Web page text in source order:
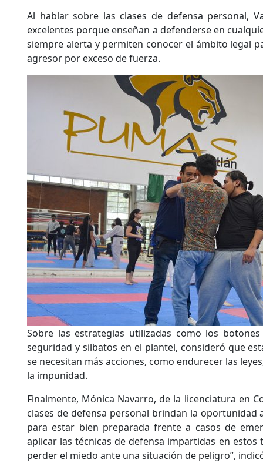
Al hablar sobre las clases de defensa personal,
excelentes porque enseñan a defenderse en
siempre alerta y permiten conocer el ámbito legal
agresor por exceso de fuerza.
Sobre las estrategias utilizadas como los
seguridad y silbatos en el plantel, consideró que
se necesitan más acciones, como endurecer las
la impunidad.
Finalmente, Mónica Navarro, de la licenciatura en
clases de defensa personal brindan la oportunidad
para estar bien preparada frente a casos de
aplicar las técnicas de defensa impartidas en estos
perder el miedo ante una situación de peligro”,